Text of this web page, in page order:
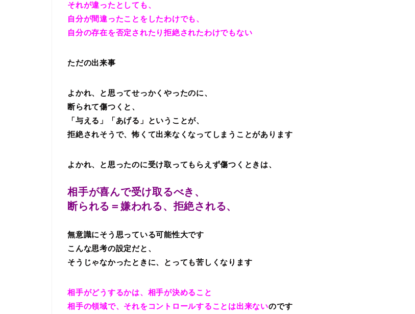
それが違ったとしても、
自分が間違ったことをしたわけでも、
自分の存在を否定されたり拒絶されたわけでもない
ただの出来事
よかれ、と思ってせっかくやったのに、
断られて傷つくと、
「与える」「あげる」ということが、
拒絶されそうで、怖くて出来なくなってしまうことがあります
よかれ、と思ったのに受け取ってもらえず傷つくときは、
相手が喜んで受け取るべき、
断られる＝嫌われる、拒絶される、
無意識にそう思っている可能性大です
こんな思考の設定だと、
そうじゃなかったときに、とっても苦しくなります
相手がどうするかは、相手が決めること
相手の領域で、それをコントロールすることは出来ないのです